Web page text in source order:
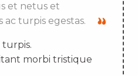
et netus et
ac turpis egestas.
morbi tristique